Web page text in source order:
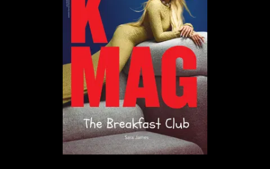
Lubię hip-hop tak samo jak inne gatunki. Słucham go
więcej za sprawą moich synów. To ich muzyka i chce
ją rozumieć, bo chcę ich rozumieć na każdym polu.
Moje współprace z Pro8l3mem czy Taco to efekt
szacunku, jaki mam do ich twórczości. Co do OFF
Festivalu; hip-hop, metal, eksperymentalny jazz,
elektronika – każdy gatunek muzyczny, który
pojawia się w naszym line upie, stanowi chęć
podzielenia się z uczestnikami czymś, co uważamy